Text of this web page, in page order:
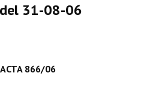
31-08-06
ACTA 866/06